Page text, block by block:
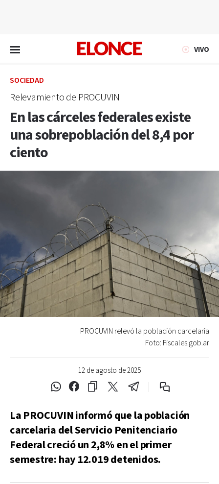
VIVO
SOCIEDAD
Relevamiento de PROCUVIN
En las cárceles federales existe
una sobrepoblación del 8,4 por
ciento
12 de agosto de 2025
PROCUVIN relevó la población carcelaria
Foto: Fiscales.gob.ar
La PROCUVIN informó que la población
carcelaria del Servicio Penitenciario
Federal creció un 2,8% en el primer
semestre: hay 12.019 detenidos.